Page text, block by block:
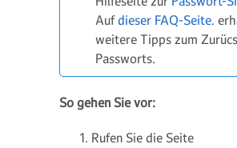
Aufdieser FAQ-Seite.
weitere Tipps zum
Passworts.
So gehen Sie vor:
Rufen Sie die Seite